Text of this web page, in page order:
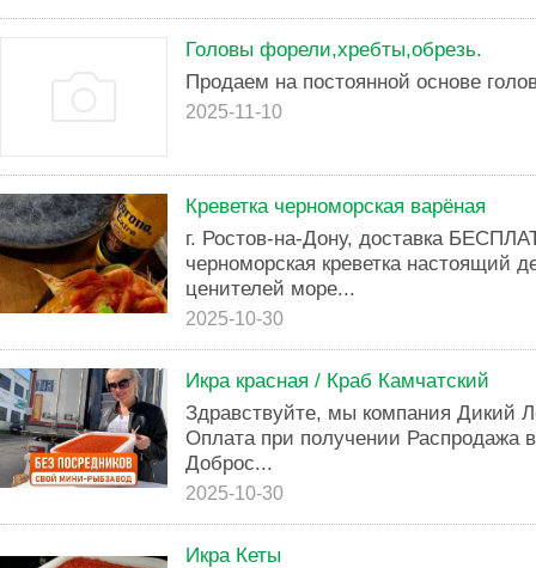
Головы форели,хребты,обрезь.
Продаем на постоянной основе
2025-11-10
Креветка черноморская варёная
г. Ростов-на-Дону, доставка
черноморская креветка настоящий
ценителей море...
2025-10-30
Икра красная / Краб Камчатский
Здравствуйте, мы компания Дикий
Оплата при получении Распродажа
Доброс...
2025-10-30
Икра Кеты